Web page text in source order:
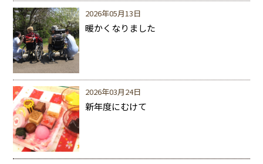
2026年05月13日
暖かくなりました
2026年03月24日
新年度にむけて